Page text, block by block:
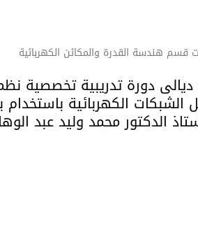
قسم هندسة القدرة والمكائن الكهربائية
دورة تدريبية تخصصية
الدكتور محمد وليد عبد